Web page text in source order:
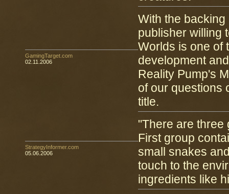
GamingTarget.com
02.11.2006
With the
publisher willing
Worlds is one of
development
Reality Pump's
of our questions
title.
StrategyInformer.com
05.06.2006
"There are three
First group
small snakes
touch to the
ingredients like